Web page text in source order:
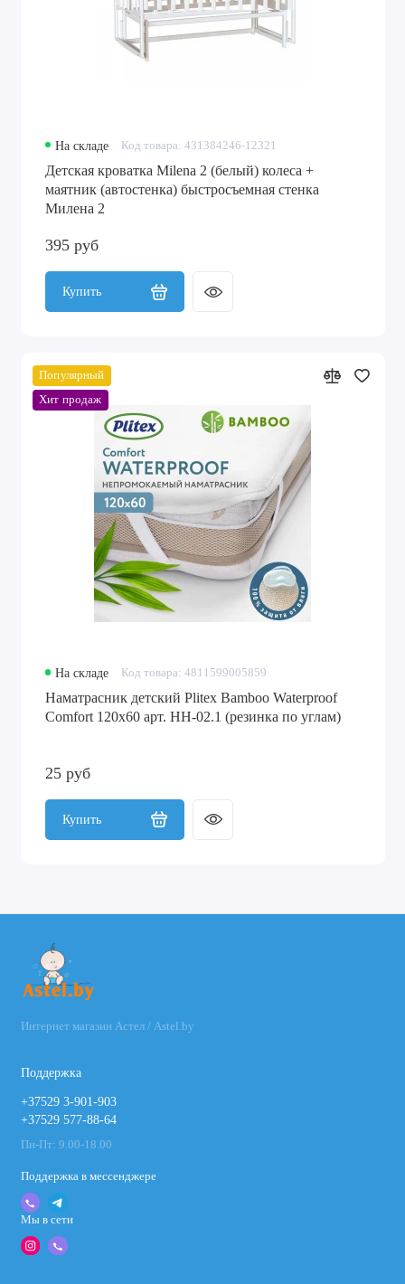
На складе Код товара: 431384246-12321
Детская кроватка Milena 2 (белый) колеса +
маятник (автостенка) быстросъемная стенка
Милена 2
395 руб
Купить
Популярный
Хит продаж
На складе Код товара: 4811599005859
Наматрасник детский Plitex Bamboo Waterproof
Comfort 120х60 арт. НН-02.1 (резинка по углам)
25 руб
Купить
Интернет магазин Астел / Astel.by
Поддержка
+37529 3-901-903
+37529 577-88-64
Пн-Пт: 9.00-18.00
Поддержка в мессенджере
Мы в сети